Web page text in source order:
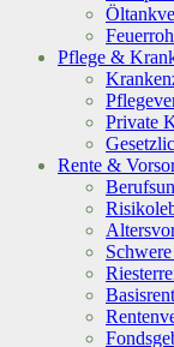
Pflege &
Private
Rente &